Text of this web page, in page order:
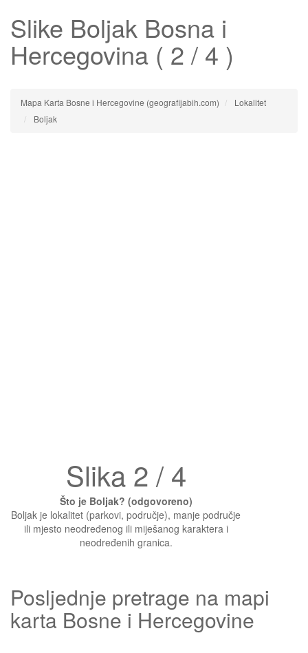
Slike Boljak Bosna i
Hercegovina ( 2 / 4 )
Mapa Karta Bosne i Hercegovine (geografijabih.com)
Lokalitet
Boljak
Slika 2 / 4
Što je Boljak? (odgovoreno)
Boljak je lokalitet (parkovi, područje), manje područje
ili mjesto neodređenog ili miješanog karaktera i
neodređenih granica.
Posljednje pretrage na mapi
karta Bosne i Hercegovine